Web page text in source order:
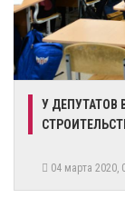
У ДЕПУТАТОВ
04 марта 2020,